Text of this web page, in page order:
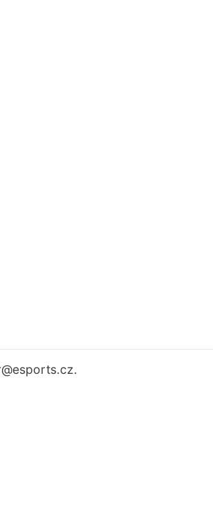
@esports.cz.